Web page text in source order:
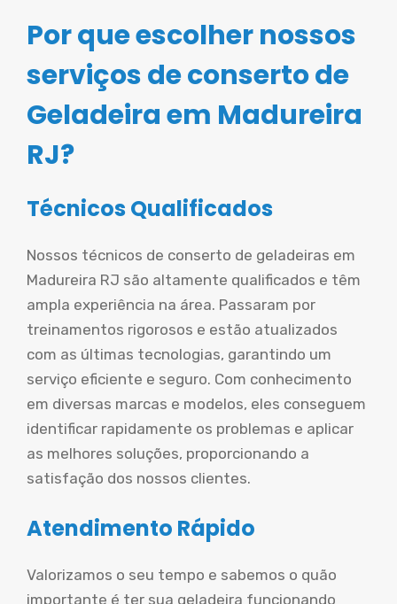
Por que escolher nossos
serviços de conserto de
Geladeira em Madureira
RJ?
Técnicos Qualificados
Nossos técnicos de conserto de geladeiras em
Madureira RJ são altamente qualificados e têm
ampla experiência na área. Passaram por
treinamentos rigorosos e estão atualizados
com as últimas tecnologias, garantindo um
serviço eficiente e seguro. Com conhecimento
em diversas marcas e modelos, eles conseguem
identificar rapidamente os problemas e aplicar
as melhores soluções, proporcionando a
satisfação dos nossos clientes.
Atendimento Rápido
Valorizamos o seu tempo e sabemos o quão
importante é ter sua geladeira funcionando